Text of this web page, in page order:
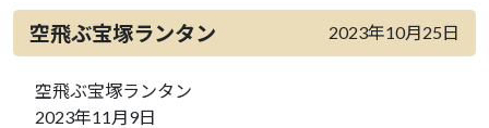
空飛ぶ宝塚ランタン 2023年10月25日
空飛ぶ宝塚ランタン
2023年11月9日